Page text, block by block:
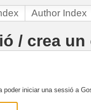
Author Index
/ crea un
poder iniciar una sessió a